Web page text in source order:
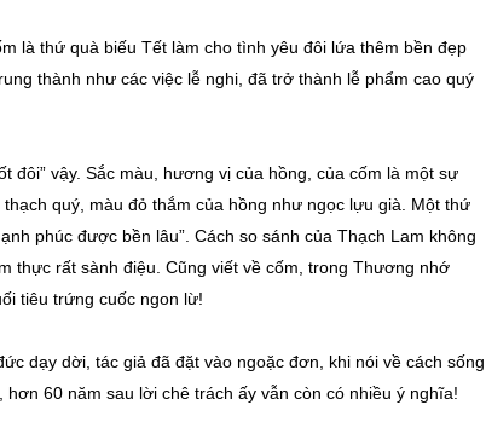
là thứ quà biếu Tết làm cho tình yêu đôi lứa thêm bền đẹp
thành như các việc lễ nghi, đã trở thành lễ phẩm cao quý
đôi” vậy. Sắc màu, hương vị của hồng, của cốm là một sự
quý, màu đỏ thắm của hồng như ngọc lựu già. Một thứ
phúc được bền lâu”. Cách so sánh của Thạch Lam không
thực rất sành điệu. Cũng viết về cốm, trong Thương nhớ
tiêu trứng cuốc ngon lừ!
dạy dời, tác giả đã đặt vào ngoặc đơn, khi nói về cách sống
60 năm sau lời chê trách ấy vẫn còn có nhiều ý nghĩa!